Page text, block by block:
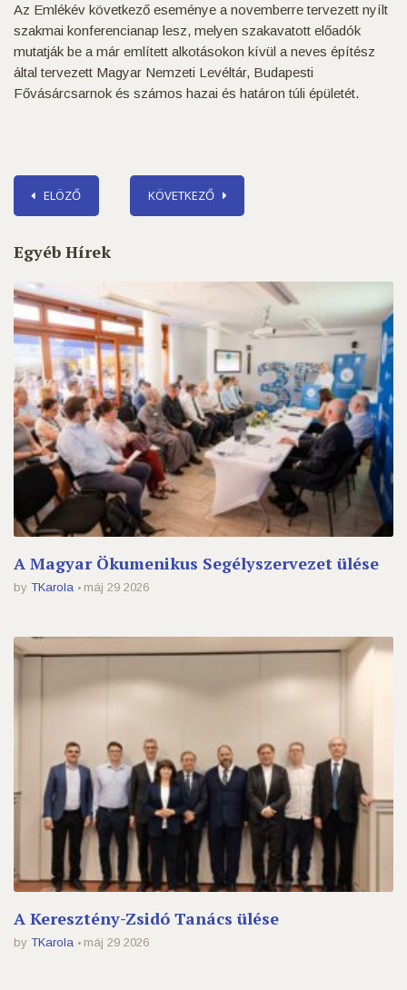
Az Emlékév következő eseménye a novemberre tervezett nyílt
szakmai konferencianap lesz, melyen szakavatott előadók
mutatják be a már említett alkotásokon kívül a neves építész
által tervezett Magyar Nemzeti Levéltár, Budapesti
Fővásárcsarnok és számos hazai és határon túli épületét.
ELÖZŐ KÖVETKEZŐ
Egyéb Hírek
A Magyar Ökumenikus Segélyszervezet ülése
by TKarola máj 29 2026
A Keresztény-Zsidó Tanács ülése
by TKarola máj 29 2026